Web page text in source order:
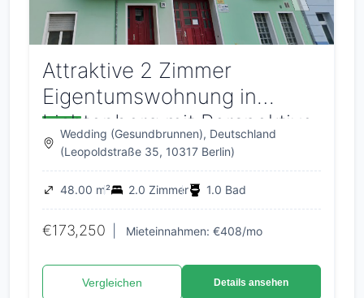
Attraktive 2 Zimmer
Eigentumswohnung in
Lichtenberg mit Perspektive
zur Eigennutzung ab 2030
Wedding (Gesundbrunnen), Deutschland
(Leopoldstraße 35, 10317 Berlin)
48.00 m² 2.0 Zimmer 1.0 Bad
€173,250 Mieteinnahmen: €408/mo
Vergleichen Details ansehen